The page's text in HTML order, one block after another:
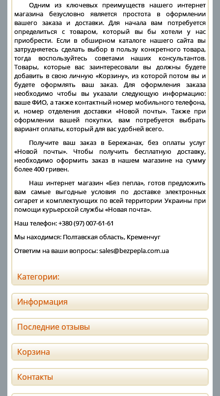
Одним из ключевых преимуществ нашего интернет
магазина безусловно является простота в оформлении
вашего заказа и доставки. Для начала вам потребуется
определиться с товаром, который вы бы хотели у нас
приобрести. Если в обширном каталоге нашего сайта вы
затрудняетесь сделать выбор в пользу конкретного товара,
тогда воспользуйтесь советами наших консультантов.
Товары, которые вас заинтересовали вы должны будете
добавить в свою личную «Корзину», из которой потом вы и
будете оформлять ваш заказ. Для оформления заказа
необходимо чтобы вы указали следующую информацию:
ваше ФИО, а также контактный номер мобильного телефона,
и, номер отделения доставки «Новой почты». Также при
оформлении вашей покупки, вам потребуется выбрать
вариант оплаты, который для вас удобней всего.
Получите ваш заказ в Бережанах, без оплаты услуг
«Новой почты». Чтобы получить бесплатную доставку,
необходимо оформить заказ в нашем магазине на сумму
более 400 гривен.
Наш интернет магазин «Без пепла», готов предложить
вам самые выгодные условия по доставке электронных
сигарет и комплектующих по всей территории Украины при
помощи курьерской службы «Новая почта».
Наш телефон: +380 (97) 007-61-61
Мы находимся: Полтавская область, Кременчуг
Ответим на ваши вопросы: sales@bezpepla.com.ua
Категории:
Информация
Последние отзывы
Корзина
Контакты